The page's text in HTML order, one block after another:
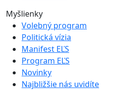
Myšlienky
Volebný program
Politická vízia
Manifest EĽS
Program EĽS
Novinky
Najbližšie nás uvidíte